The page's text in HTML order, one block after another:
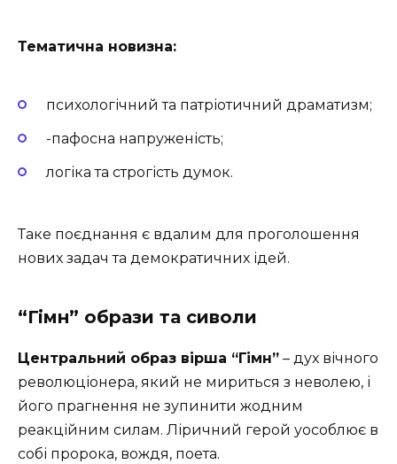
Тематична новизна:
психологічний та патріотичний драматизм;
-пафосна напруженість;
логіка та строгість думок.
Таке поєднання є вдалим для проголошення
нових задач та демократичних ідей.
“Гімн” образи та сиволи
Центральний образ вірша “Гімн” – дух вічного
революціонера, який не мириться з неволею, і
його прагнення не зупинити жодним
реакційним силам. Ліричний герой уособлює в
собі пророка, вождя, поета.